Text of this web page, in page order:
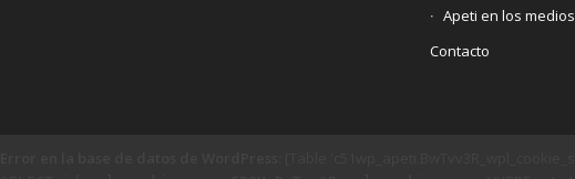
Apeti en los medios
Contacto